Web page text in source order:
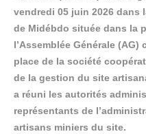
vendredi 05 juin 2026 dans
de Midébdo située dans la
l’Assemblée Générale
place de la société
de la gestion du site
a réuni les autorités
représentants de
artisans miniers du site.